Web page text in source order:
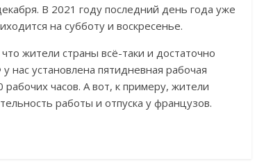
В 2021 году последний день года уже
на субботу и воскресенье.
жители страны всё-таки и достаточно
нас установлена пятидневная рабочая
часов. А вот, к примеру, жители
работы и отпуска у французов.